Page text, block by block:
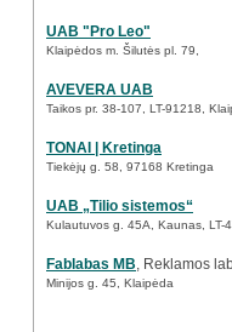
UAB "Pro Leo"
Klaipėdos m. Šilutės pl. 79,
AVEVERA UAB
Taikos pr. 38-107, LT-91218,
TONAI | Kretinga
Tiekėjų g. 58, 97168 Kretinga
UAB „Tilio sistemos“
Kulautuvos g. 45A, Kaunas, LT-
Fablabas MB, Reklamos
Minijos g. 45, Klaipėda